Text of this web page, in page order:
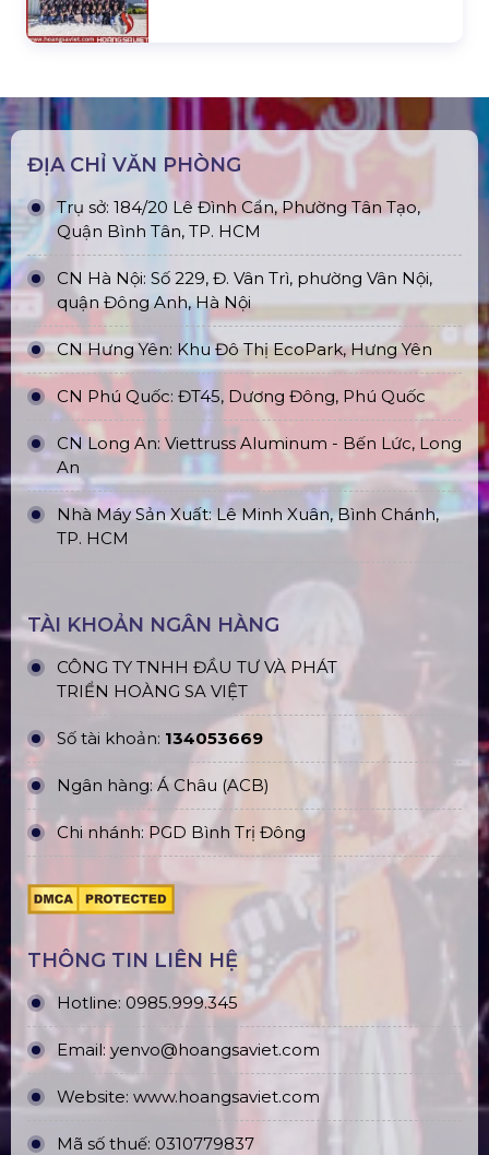
ĐỊA CHỈ VĂN PHÒNG
Trụ sở: 184/20 Lê Đình Cẩn, Phường Tân Tạo,
Quận Bình Tân, TP. HCM
CN Hà Nội: Số 229, Đ. Vân Trì, phường Vân Nội,
quận Đông Anh, Hà Nội
CN Hưng Yên: Khu Đô Thị EcoPark, Hưng Yên
CN Phú Quốc: ĐT45, Dương Đông, Phú Quốc
CN Long An: Viettruss Aluminum - Bến Lức, Long
An
Nhà Máy Sản Xuất: Lê Minh Xuân, Bình Chánh,
TP. HCM
TÀI KHOẢN NGÂN HÀNG
CÔNG TY TNHH ĐẦU TƯ VÀ PHÁT
TRIỂN HOÀNG SA VIỆT
Số tài khoản: 134053669
Ngân hàng: Á Châu (ACB)
Chi nhánh: PGD Bình Trị Đông
THÔNG TIN LIÊN HỆ
Hotline: 0985.999.345
Email: yenvo@hoangsaviet.com
Website: www.hoangsaviet.com
Mã số thuế: 0310779837